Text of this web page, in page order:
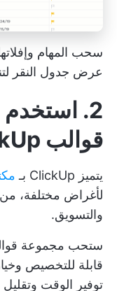
سحب المهام
عرض جدول النقر
2. استخدم
قوالب ClickUp
يتميز ClickUp بـ
لأغراض مختلفة، من
والتسويق.
ستحب مجموعة
قابلة للتخصيص
توفير الوقت